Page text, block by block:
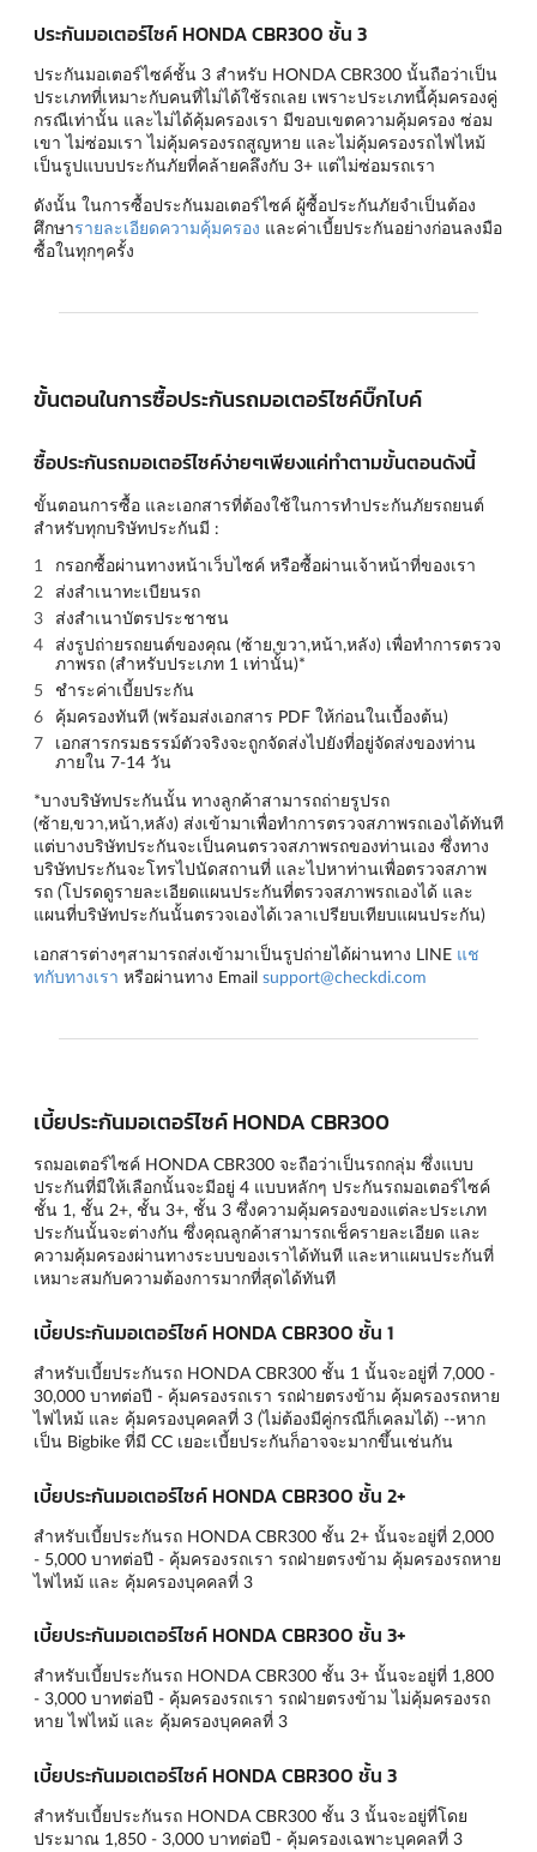
ประกันมอเตอร์ไซค์ HONDA CBR300 ชั้น 3
ประกันมอเตอร์ไซค์ชั้น 3 สำหรับ HONDA CBR300 นั้นถือว่าเป็น
ประเภทที่เหมาะกับคนที่ไม่ได้ใช้รถเลย เพราะประเภทนี้คุ้มครองคู่
กรณีเท่านั้น และไม่ได้คุ้มครองเรา มีขอบเขตความคุ้มครอง ซ่อม
เขา ไม่ซ่อมเรา ไม่คุ้มครองรถสูญหาย และไม่คุ้มครองรถไฟไหม้
เป็นรูปแบบประกันภัยที่คล้ายคลึงกับ 3+ แต่ไม่ซ่อมรถเรา
ดังนั้น ในการซื้อประกันมอเตอร์ไซค์ ผู้ซื้อประกันภัยจำเป็นต้อง
ศึกษารายละเอียดความคุ้มครอง และค่าเบี้ยประกันอย่างก่อนลงมือ
ซื้อในทุกๆครั้ง
ขั้นตอนในการซื้อประกันรถมอเตอร์ไซค์บิ๊กไบค์
ซื้อประกันรถมอเตอร์ไซค์ง่ายๆเพียงแค่ทำตามขั้นตอนดังนี้
ขั้นตอนการซื้อ และเอกสารที่ต้องใช้ในการทำประกันภัยรถยนต์
สำหรับทุกบริษัทประกันมี :
กรอกซื้อผ่านทางหน้าเว็บไซค์ หรือซื้อผ่านเจ้าหน้าที่ของเรา
ส่งสำเนาทะเบียนรถ
ส่งสำเนาบัตรประชาชน
ส่งรูปถ่ายรถยนต์ของคุณ (ซ้าย,ขวา,หน้า,หลัง) เพื่อทำการตรวจ
ภาพรถ (สำหรับประเภท 1 เท่านั้น)*
ชำระค่าเบี้ยประกัน
คุ้มครองทันที (พร้อมส่งเอกสาร PDF ให้ก่อนในเบื้องต้น)
เอกสารกรมธรรม์ตัวจริงจะถูกจัดส่งไปยังที่อยู่จัดส่งของท่าน
ภายใน 7-14 วัน
*บางบริษัทประกันนั้น ทางลูกค้าสามารถถ่ายรูปรถ
(ซ้าย,ขวา,หน้า,หลัง) ส่งเข้ามาเพื่อทำการตรวจสภาพรถเองได้ทันที
แต่บางบริษัทประกันจะเป็นคนตรวจสภาพรถของท่านเอง ซึ่งทาง
บริษัทประกันจะโทรไปนัดสถานที่ และไปหาท่านเพื่อตรวจสภาพ
รถ (โปรดดูรายละเอียดแผนประกันที่ตรวจสภาพรถเองได้ และ
แผนที่บริษัทประกันนั้นตรวจเองได้เวลาเปรียบเทียบแผนประกัน)
เอกสารต่างๆสามารถส่งเข้ามาเป็นรูปถ่ายได้ผ่านทาง LINE แช
ทกับทางเรา หรือผ่านทาง Email support@checkdi.com
เบี้ยประกันมอเตอร์ไซค์ HONDA CBR300
รถมอเตอร์ไซค์ HONDA CBR300 จะถือว่าเป็นรถกลุ่ม ซึ่งแบบ
ประกันที่มีให้เลือกนั้นจะมีอยู่ 4 แบบหลักๆ ประกันรถมอเตอร์ไซค์
ชั้น 1, ชั้น 2+, ชั้น 3+, ชั้น 3 ซึ่งความคุ้มครองของแต่ละประเภท
ประกันนั้นจะต่างกัน ซึ่งคุณลูกค้าสามารถเช็ครายละเอียด และ
ความคุ้มครองผ่านทางระบบของเราได้ทันที และหาแผนประกันที่
เหมาะสมกับความต้องการมากที่สุดได้ทันที
เบี้ยประกันมอเตอร์ไซค์ HONDA CBR300 ชั้น 1
สำหรับเบี้ยประกันรถ HONDA CBR300 ชั้น 1 นั้นจะอยู่ที่ 7,000 -
30,000 บาทต่อปี - คุ้มครองรถเรา รถฝ่ายตรงข้าม คุ้มครองรถหาย
ไฟไหม้ และ คุ้มครองบุคคลที่ 3 (ไม่ต้องมีคู่กรณีก็เคลมได้) --หาก
เป็น Bigbike ที่มี CC เยอะเบี้ยประกันก็อาจจะมากขึ้นเช่นกัน
เบี้ยประกันมอเตอร์ไซค์ HONDA CBR300 ชั้น 2+
สำหรับเบี้ยประกันรถ HONDA CBR300 ชั้น 2+ นั้นจะอยู่ที่ 2,000
- 5,000 บาทต่อปี - คุ้มครองรถเรา รถฝ่ายตรงข้าม คุ้มครองรถหาย
ไฟไหม้ และ คุ้มครองบุคคลที่ 3
เบี้ยประกันมอเตอร์ไซค์ HONDA CBR300 ชั้น 3+
สำหรับเบี้ยประกันรถ HONDA CBR300 ชั้น 3+ นั้นจะอยู่ที่ 1,800
- 3,000 บาทต่อปี - คุ้มครองรถเรา รถฝ่ายตรงข้าม ไม่คุ้มครองรถ
หาย ไฟไหม้ และ คุ้มครองบุคคลที่ 3
เบี้ยประกันมอเตอร์ไซค์ HONDA CBR300 ชั้น 3
สำหรับเบี้ยประกันรถ HONDA CBR300 ชั้น 3 นั้นจะอยู่ที่โดย
ประมาณ 1,850 - 3,000 บาทต่อปี - คุ้มครองเฉพาะบุคคลที่ 3